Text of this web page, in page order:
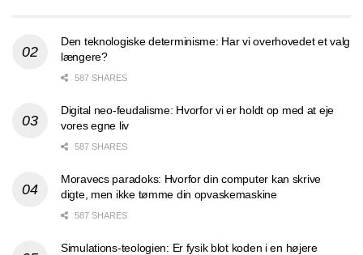
Den teknologiske determinisme: Har vi overhovedet et valg
længere?
587 SHARES
Digital neo-feudalisme: Hvorfor vi er holdt op med at eje
vores egne liv
587 SHARES
Moravecs paradoks: Hvorfor din computer kan skrive
digte, men ikke tømme din opvaskemaskine
587 SHARES
Simulations-teologien: Er fysik blot koden i en højere